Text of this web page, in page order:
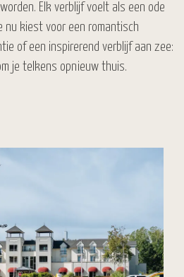
Elk verblijf voelt als een ode
nu kiest voor een romantisch
of een inspirerend verblijf aan zee:
je telkens opnieuw thuis.